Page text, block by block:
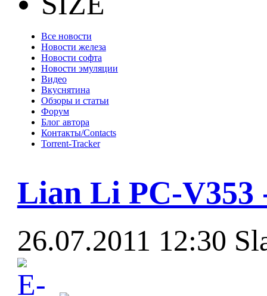
Все новости
Новости железа
Новости софта
Новости эмуляции
Видео
Вкуснятина
Обзоры и статьи
Форум
Блог автора
Контакты/Contacts
Torrent-Tracker
Lian Li PC-V353
26.07.2011 12:30